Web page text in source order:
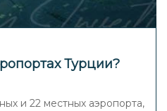
Турции?
и 22 местных аэропорта,